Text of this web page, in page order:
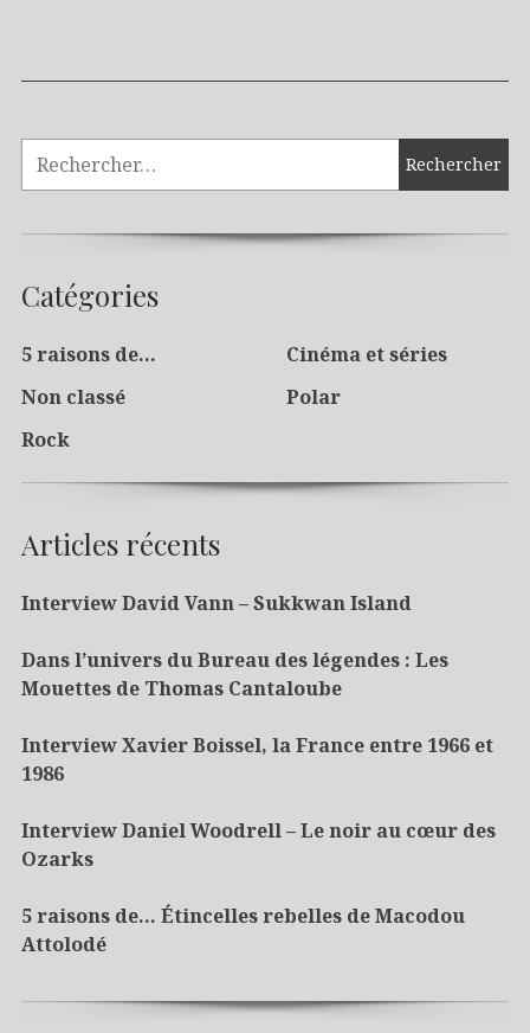
Catégories
5 raisons de…
Cinéma et séries
Non classé
Polar
Rock
Articles récents
Interview David Vann – Sukkwan Island
Dans l’univers du Bureau des légendes : Les
Mouettes de Thomas Cantaloube
Interview Xavier Boissel, la France entre 1966 et
1986
Interview Daniel Woodrell – Le noir au cœur des
Ozarks
5 raisons de… Étincelles rebelles de Macodou
Attolodé